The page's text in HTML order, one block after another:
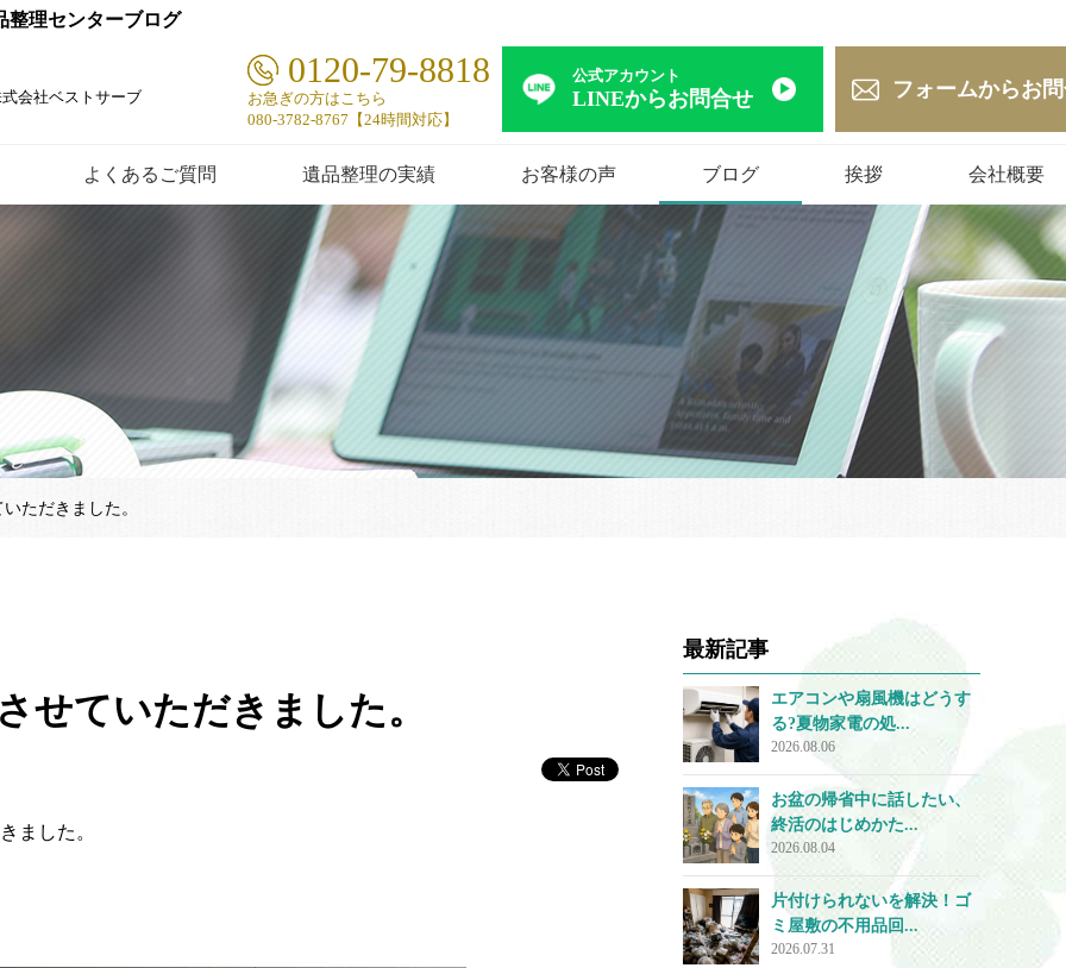
整理センターブログ
会社ベストサーブ
0120-79-8818
お急ぎの方はこちら
080-3782-8767【24時間対応】
フォームからお
公式アカウント
LINEからお問合せ
よくあるご質問 遺品整理の実績 お客様の声 ブログ 挨拶 会社概要
ただきました。
せていただきました。
ました。
最新記事
エアコンや扇風機はどうす
る?夏物家電の処...
2026.08.06
お盆の帰省中に話したい、
終活のはじめかた...
2026.08.04
片付けられないを解決！ゴ
ミ屋敷の不用品回...
2026.07.31